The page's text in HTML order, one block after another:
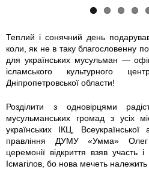
1
_
n
o
v
0
_
n
o
v
6
1
.
j
p
7
2
.
j
p
4
0
.
j
p
6
6
.
j
p
9
5
.
j
p
Теплий і сонячний день
коли, як не в таку благословенну
для українських мусульман —
ісламського культурного
Дніпропетровської области!
Розділити з одновірцями
мусульманських громад з усіх
українських ІКЦ, Всеукраїнської
правління ДУМУ «Умма» Олег
церемонії відкриття взяв
Ісмагілов, бо нова мечеть